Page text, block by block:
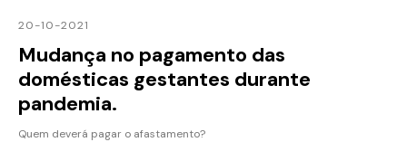
20-10-2021
Mudança no pagamento das
domésticas gestantes durante
pandemia.
Quem deverá pagar o afastamento?